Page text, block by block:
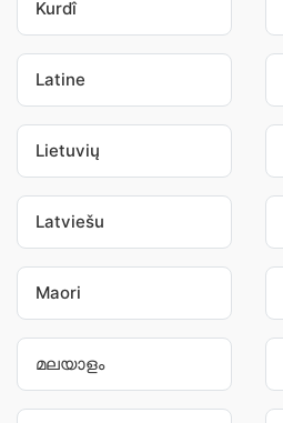
Kurdî
Latine
Lietuvių
Latviešu
Maori
മലയാളം